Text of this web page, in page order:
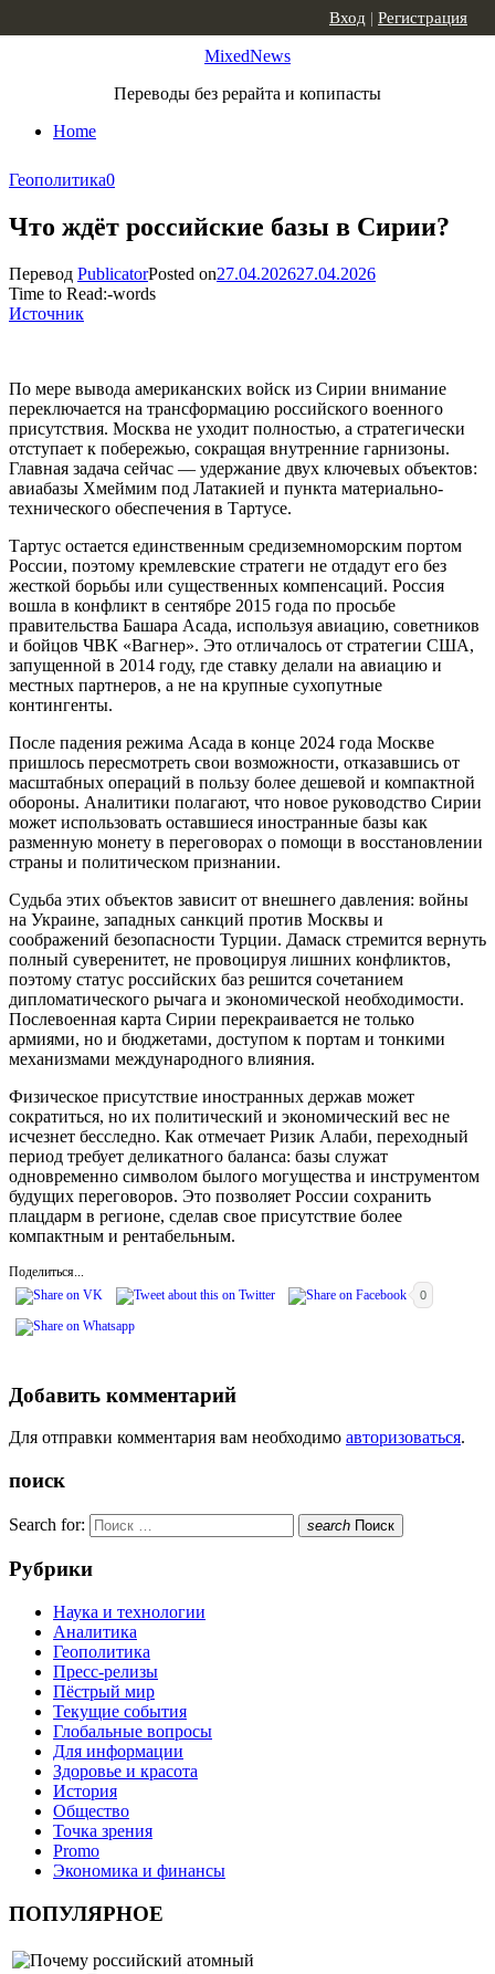
MixedNews
Переводы без рерайта и копипасты
Home
Вход | Регистрация
Геополитика0
Что ждёт российские базы в Сирии?
Перевод PublicatorPosted on27.04.202627.04.2026
Time to Read:-words
Источник
По мере вывода американских войск из Сирии внимание
переключается на трансформацию российского военного
присутствия. Москва не уходит полностью, а стратегически
отступает к побережью, сокращая внутренние гарнизоны.
Главная задача сейчас — удержание двух ключевых объектов:
авиабазы Хмеймим под Латакией и пункта материально-
технического обеспечения в Тартусе.
Тартус остается единственным средиземноморским портом
России, поэтому кремлевские стратеги не отдадут его без
жесткой борьбы или существенных компенсаций. Россия
вошла в конфликт в сентябре 2015 года по просьбе
правительства Башара Асада, используя авиацию, советников
и бойцов ЧВК «Вагнер». Это отличалось от стратегии США,
запущенной в 2014 году, где ставку делали на авиацию и
местных партнеров, а не на крупные сухопутные
контингенты.
После падения режима Асада в конце 2024 года Москве
пришлось пересмотреть свои возможности, отказавшись от
масштабных операций в пользу более дешевой и компактной
обороны. Аналитики полагают, что новое руководство Сирии
может использовать оставшиеся иностранные базы как
разменную монету в переговорах о помощи в восстановлении
страны и политическом признании.
Судьба этих объектов зависит от внешнего давления: войны
на Украине, западных санкций против Москвы и
соображений безопасности Турции. Дамаск стремится вернуть
полный суверенитет, не провоцируя лишних конфликтов,
поэтому статус российских баз решится сочетанием
дипломатического рычага и экономической необходимости.
Послевоенная карта Сирии перекраивается не только
армиями, но и бюджетами, доступом к портам и тонкими
механизмами международного влияния.
Физическое присутствие иностранных держав может
сократиться, но их политический и экономический вес не
исчезнет бесследно. Как отмечает Ризик Алаби, переходный
период требует деликатного баланса: базы служат
одновременно символом былого могущества и инструментом
будущих переговоров. Это позволяет России сохранить
плацдарм в регионе, сделав свое присутствие более
компактным и рентабельным.
Поделиться...
0
Добавить комментарий
Для отправки комментария вам необходимо авторизоваться.
поиск
Search for: search Поиск
Рубрики
Наука и технологии
Аналитика
Геополитика
Пресс-релизы
Пёстрый мир
Текущие события
Глобальные вопросы
Для информации
Здоровье и красота
История
Общество
Точка зрения
Promo
Экономика и финансы
ПОПУЛЯРНОЕ